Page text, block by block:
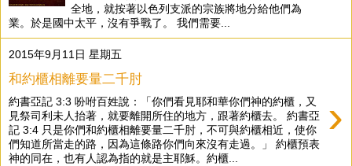
全地，就按著以色列支派的宗族將地分給他們為
業。於是國中太平，沒有爭戰了。 我們需要...
2015年9月11日 星期五
和約櫃相離要量二千肘
›
約書亞記 3:3 吩咐百姓說：「你們看見耶和華你們神的約櫃，又
見祭司利未人抬著，就要離開所住的地方，跟著約櫃去。 約書亞
記 3:4 只是你們和約櫃相離要量二千肘，不可與約櫃相近，使你
們知道所當走的路，因為這條路你們向來沒有走過。」 約櫃預表
神的同在，也有人認為指的就是主耶穌。約櫃...